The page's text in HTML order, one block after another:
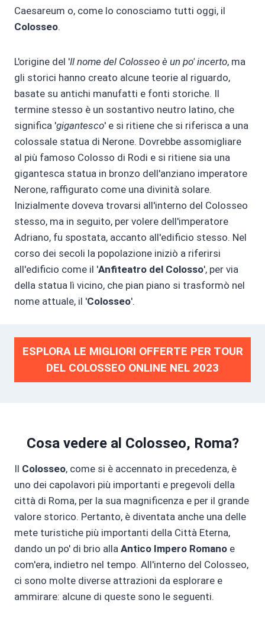
Caesareum o, come lo conosciamo tutti oggi, il
Colosseo.
L'origine del 'Il nome del Colosseo è un po' incerto, ma
gli storici hanno creato alcune teorie al riguardo,
basate su antichi manufatti e fonti storiche. Il
termine stesso è un sostantivo neutro latino, che
significa 'gigantesco' e si ritiene che si riferisca a una
colossale statua di Nerone. Dovrebbe assomigliare
al più famoso Colosso di Rodi e si ritiene sia una
gigantesca statua in bronzo dell'anziano imperatore
Nerone, raffigurato come una divinità solare.
Inizialmente doveva trovarsi all'interno del Colosseo
stesso, ma in seguito, per volere dell'imperatore
Adriano, fu spostata, accanto all'edificio stesso. Nel
corso dei secoli la popolazione iniziò a riferirsi
all'edificio come il 'Anfiteatro del Colosso', per via
della statua lì vicino, che pian piano si trasformò nel
nome attuale, il 'Colosseo'.
ESPLORA LE MIGLIORI OFFERTE PER TOUR
DEL COLOSSEO ONLINE NEL 2023
Cosa vedere al Colosseo, Roma?
Il Colosseo, come si è accennato in precedenza, è
uno dei capolavori più importanti e pregevoli della
città di Roma, per la sua magnificenza e per il grande
valore storico. Pertanto, è diventata anche una delle
mete turistiche più importanti della Città Eterna,
dando un po' di brio alla Antico Impero Romano e
com'era, indietro nel tempo. All'interno del Colosseo,
ci sono molte diverse attrazioni da esplorare e
ammirare: alcune di queste sono le seguenti.